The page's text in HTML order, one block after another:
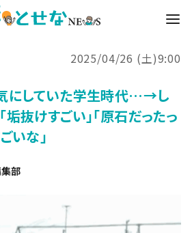
2025/04/26 (土)9:00
にしていた学生時代…→し
垢抜けすごい」「原石だったっ
いな」
部